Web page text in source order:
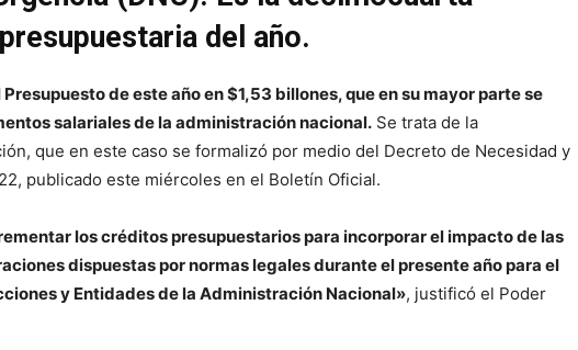
del año.
de este año en $1,53 billones, que en su mayor parte se
salariales de la administración nacional. Se trata de la
que en este caso se formalizó por medio del Decreto de Necesidad y
publicado este miércoles en el Boletín Oficial.
los créditos presupuestarios para incorporar el impacto de las
dispuestas por normas legales durante el presente año para el
y Entidades de la Administración Nacional», justificó el Poder